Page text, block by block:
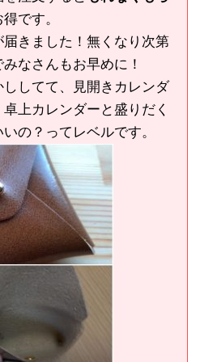
です。
きました！無くなり次第
なさんもお早めに！
してて、見開きカレンダ
上カレンダーと盛りだく
の？ってレベルです。